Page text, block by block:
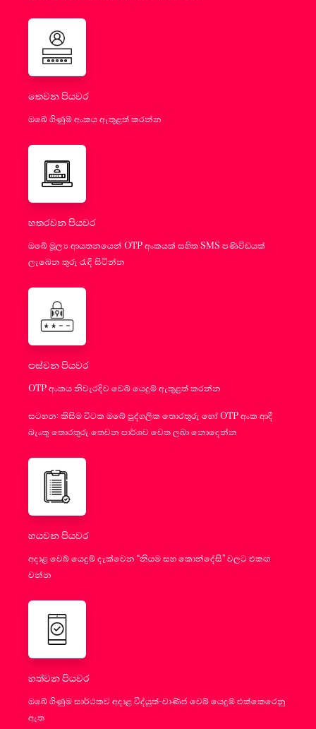
තෙවන පියවර
ඔබේ ගිණුම් අංකය ඇතුළත් කරන්න
හතරවන පියවර
ඔබේ මූල්‍ය ආයතනයෙන් OTP අංකයක් සහිත SMS පණිවිඩයක්
ලැබෙන තුරු රැඳී සිටින්න
පස්වන පියවර
OTP අංකය නිවැරදිව වෙබ් යෙදුම් ඇතුළත් කරන්න
සටහන: කිසිම විටක ඔබේ පුද්ගලික තොරතුරු හෝ OTP අංක ආදී
බැංකු තොරතුරු තෙවන පාර්ශව වෙත ලබා නොදෙන්න
හයවන පියවර
අදාළ වෙබ් යෙදුම් දැක්වෙන “නියම සහ කොන්දේසි” වලට එකඟ
වන්න
හත්වන පියවර
ඔබේ ගිණුම සාර්ථකව අදාළ විද්යුත්-වාණිජ වෙබ් යෙදුම් එක්කෙරෙනු
ඇත